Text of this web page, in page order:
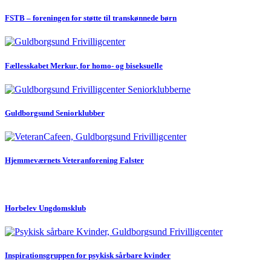
FSTB – foreningen for støtte til transkønnede børn
Fællesskabet Merkur, for homo- og biseksuelle
Guldborgsund Seniorklubber
Hjemmeværnets Veteranforening Falster
Horbelev Ungdomsklub
Inspirationsgruppen for psykisk sårbare kvinder